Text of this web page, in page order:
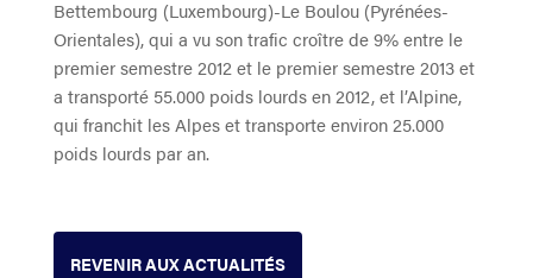
Bettembourg (Luxembourg)-Le Boulou (Pyrénées-
Orientales), qui a vu son trafic croître de 9% entre le
premier semestre 2012 et le premier semestre 2013 et
a transporté 55.000 poids lourds en 2012, et l’Alpine,
qui franchit les Alpes et transporte environ 25.000
poids lourds par an.
REVENIR AUX ACTUALITÉS